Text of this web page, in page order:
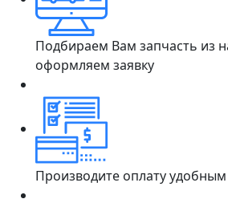
Подбираем Вам запчасть из
оформляем заявку
Производите оплату